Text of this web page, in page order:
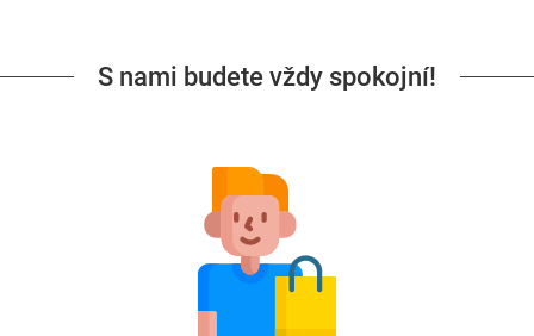
S nami budete vždy spokojní!